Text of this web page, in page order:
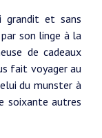
grandit et sans
par son linge à la
de cadeaux
fait voyager au
du munster à
soixante autres